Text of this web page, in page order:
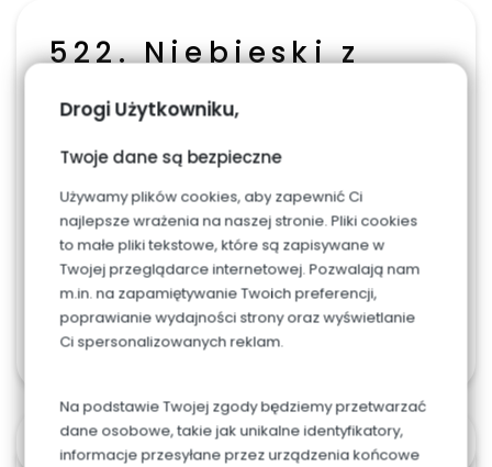
Drogi Użytkowniku,
Twoje dane są bezpieczne
Używamy plików cookies, aby zapewnić Ci
najlepsze wrażenia na naszej stronie. Pliki cookies
to małe pliki tekstowe, które są zapisywane w
Twojej przeglądarce internetowej. Pozwalają nam
m.in. na zapamiętywanie Twoich preferencji,
poprawianie wydajności strony oraz wyświetlanie
Ci spersonalizowanych reklam.
Na podstawie Twojej zgody będziemy przetwarzać
dane osobowe, takie jak unikalne identyfikatory,
informacje przesyłane przez urządzenia końcowe
522. Niebieski z
żywymi kwiatami
OPIS